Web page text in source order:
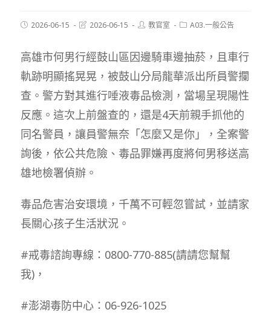
Post2026-06-15
Post2026-06-15
Post教官室
PostA03.一般公告
高雄市何男行經鼓山區因邊騎車邊抽菸，且車行
軌跡明顯搖晃晃，被鼓山分局龍華派出所員警攔
查。警方對其進行唾液毒品檢測，當場呈現陽性
反應。這次上前盤查的，還是4天前親手抓他的
同名警員，讓員警無奈「怎麼又是你」，全案警
詢後，依公共危險、毒品罪嫌再度將何男移送高
雄地檢署偵辦。
毒品危害治安環境，千萬不可輕忽嘗試，並請家
長關心孩子生活狀況。
#戒毒諮詢專線：0800-770-885(請請您幫幫
我)，
#澎湖毒防中心：06-926-1025